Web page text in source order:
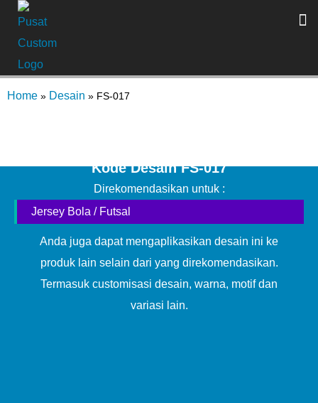
Home » Desain » FS-017
Kode Desain FS-017
Direkomendasikan untuk :
Jersey Bola / Futsal
Anda juga dapat mengaplikasikan desain ini ke
produk lain selain dari yang direkomendasikan.
Termasuk customisasi desain, warna, motif dan
variasi lain.